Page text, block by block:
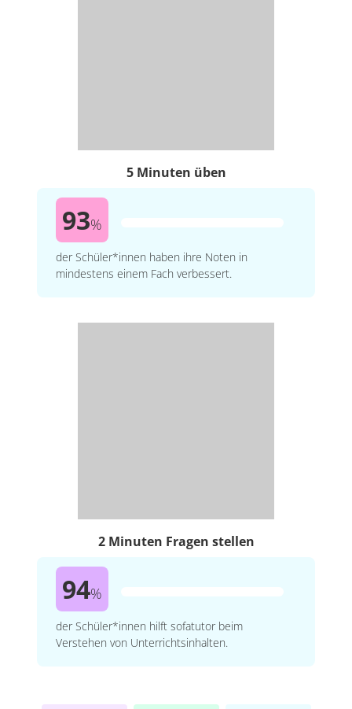
5 Minuten üben
93%
der Schüler*innen haben ihre Noten in
mindestens einem Fach verbessert.
2 Minuten Fragen stellen
94%
der Schüler*innen hilft sofatutor beim
Verstehen von Unterrichtsinhalten.